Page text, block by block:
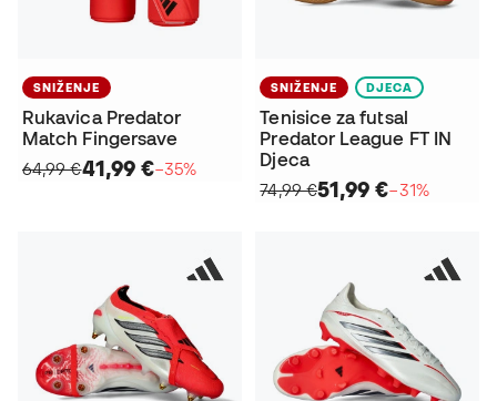
SNIŽENJE
Rukavica Predator
Match Fingersave
64,99 €41,99 €−35%
SNIŽENJE DJECA
Tenisice za futsal
Predator League FT IN
Djeca
74,99 €51,99 €−31%